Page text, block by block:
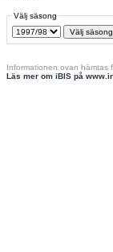
Välj säsong
Informationen ovan hämtas
Läs mer om iBIS på